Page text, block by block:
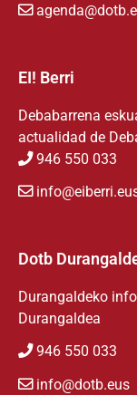
EI! Berri
Debabarrena
actualidad de
946 550 033
Dotb
Durangaldeko
Durangaldea
946 550 033
info@dotb.eus